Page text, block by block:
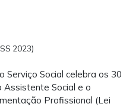
2023)
Serviço Social celebra os 30
Assistente Social e o
Profissional (Lei